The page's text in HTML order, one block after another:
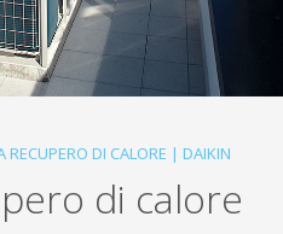
RECUPERO DI CALORE | DAIKIN
di calore